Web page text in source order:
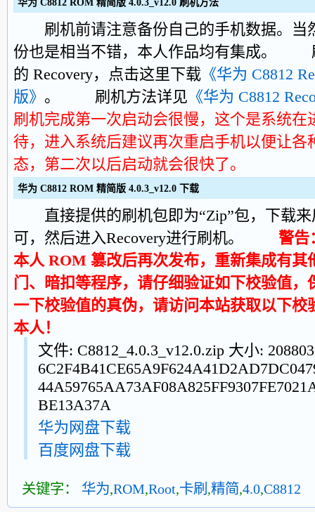
华为 C8812 ROM 精简版 4.0.3_v12.0 刷机方法
刷机前请注意备份自己的手机数据。当
份也是相当不错，本人作品均有集成。
的 Recovery，点击这里下载 《华为 C8812
版》 。 刷机方法详见 《华为 C8812
刷机完成第一次启动会很慢，这个是系统在
待，进入系统后建议再次重启手机以便让各
态，第二次以后启动就会很快了。
华为 C8812 ROM 精简版 4.0.3_v12.0 下载
直接提供的刷机包即为“Zip”包，下载来
可，然后进入Recovery进行刷机。 警告
本人 ROM 篡改后再次发布，重新集成有其
门、暗扣等程序，请仔细验证如下校验值，
一下校验值的真伪，请访问本站获取以下校
本人！
文件: C8812_4.0.3_v12.0.zip 大小:
BE13A37A
华为网盘下载
百度网盘下载
关键字： 华为,ROM,Root,卡刷 ,精简,4.0,C8812